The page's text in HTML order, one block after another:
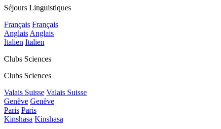
Séjours Linguistiques
Français Français
AnglaisAnglais
Italien Italien
Clubs Sciences
Clubs Sciences
Valais Suisse Valais Suisse
Genève Genève
Paris Paris
Kinshasa Kinshasa